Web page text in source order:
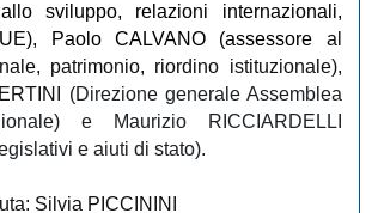
sviluppo, relazioni internazionali,
Paolo CALVANO (assessore al
patrimonio, riordino istituzionale),
(Direzione generale Assemblea
e Maurizio RICCIARDELLI
e aiuti di stato).
Silvia PICCININI